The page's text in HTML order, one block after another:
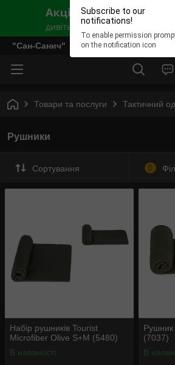
Subscribe to our
notifications!
To enable permission
on the notification icon
"Сан-Санич"
Товари та послуги Тактичний
Рушники
Сортування 0
Набір рушників Tourist
Microfiber Olive S+M (5480)
В наявності
Рушник
(7037)
В